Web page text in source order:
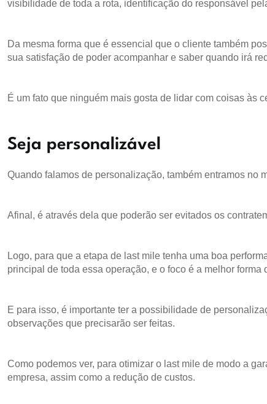
visibilidade de toda a rota, identificação do responsável
Da mesma forma que é essencial que o cliente também
sua satisfação de poder acompanhar e saber quando irá
É um fato que ninguém mais gosta de lidar com coisas às
Seja personalizável
Quando falamos de personalização, também entramos no
Afinal, é através dela que poderão ser evitados os
Logo, para que a etapa de last mile tenha uma boa
principal de toda essa operação, e o foco é a melhor forma
E para isso, é importante ter a possibilidade de
observações que precisarão ser feitas.
Como podemos ver, para otimizar o last mile de modo a
empresa, assim como a redução de custos.